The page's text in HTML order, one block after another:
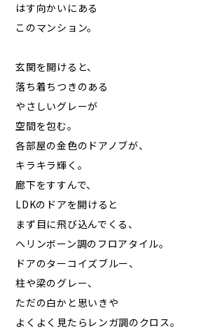
はす向かいにある
このマンション。
玄関を開けると、
落ち着ちつきのある
やさしいグレーが
空間を包む。
各部屋の金色のドアノブが、
キラキラ輝く。
廊下をすすんで、
LDKのドアを開けると
まず目に飛び込んでくる、
ヘリンボーン調のフロアタイル。
ドアのターコイズブルー、
柱や梁のグレー、
ただの白かと思いきや
よくよく見たらレンガ調のクロス。